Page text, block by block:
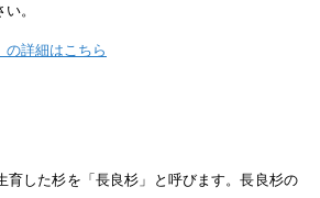
。
詳細はこちら
育した杉を「長良杉」と呼びます。長良杉の